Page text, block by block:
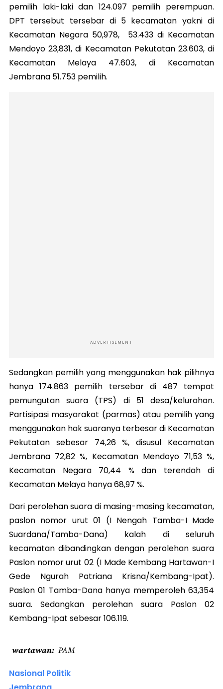
pemilih laki-laki dan 124.097 pemilih perempuan.
DPT tersebut tersebar di 5 kecamatan yakni di
Kecamatan Negara 50,978, 53.433 di Kecamatan
Mendoyo 23,831, di Kecamatan Pekutatan 23.603, di
Kecamatan Melaya 47.603, di Kecamatan
Jembrana 51.753 pemilih.
ADVERTISEMENT
Sedangkan pemilih yang menggunakan hak pilihnya
hanya 174.863 pemilih tersebar di 487 tempat
pemungutan suara (TPS) di 51 desa/kelurahan.
Partisipasi masyarakat (parmas) atau pemilih yang
menggunakan hak suaranya terbesar di Kecamatan
Pekutatan sebesar 74,26 %, disusul Kecamatan
Jembrana 72,82 %, Kecamatan Mendoyo 71,53 %,
Kecamatan Negara 70,44 % dan terendah di
Kecamatan Melaya hanya 68,97 %.
Dari perolehan suara di masing-masing kecamatan,
paslon nomor urut 01 (I Nengah Tamba-I Made
Suardana/Tamba-Dana) kalah di seluruh
kecamatan dibandingkan dengan perolehan suara
Paslon nomor urut 02 (I Made Kembang Hartawan-I
Gede Ngurah Patriana Krisna/Kembang-Ipat).
Paslon 01 Tamba-Dana hanya memperoleh 63,354
suara. Sedangkan perolehan suara Paslon 02
Kembang-Ipat sebesar 106.119.
wartawan PAM
Nasional Politik